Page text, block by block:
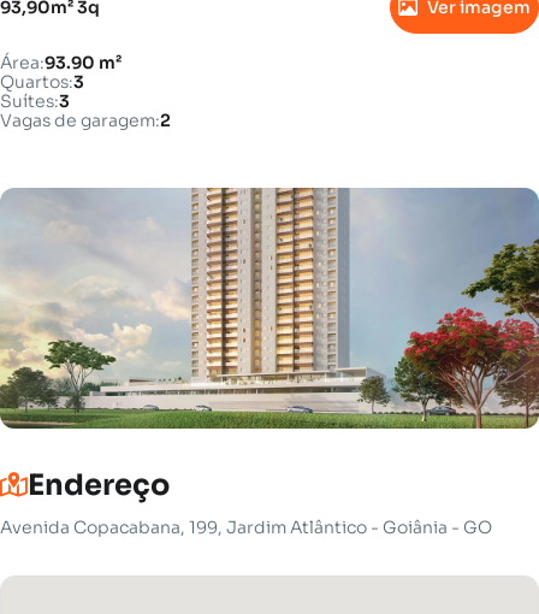
93,90m² 3q Ver imagem
Área:93.90 m²
Quartos:3
Suítes:3
Vagas de garagem:2
Endereço
Avenida Copacabana, 199, Jardim Atlântico - Goiânia - GO